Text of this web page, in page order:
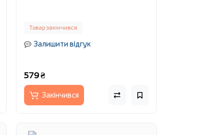
Товар закінчився
Залишити відгук
579 ₴
Закінчився